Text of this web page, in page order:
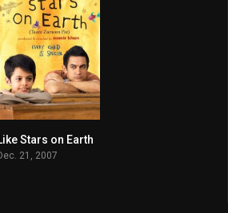
8.3
Stars on Earth
21, 2007